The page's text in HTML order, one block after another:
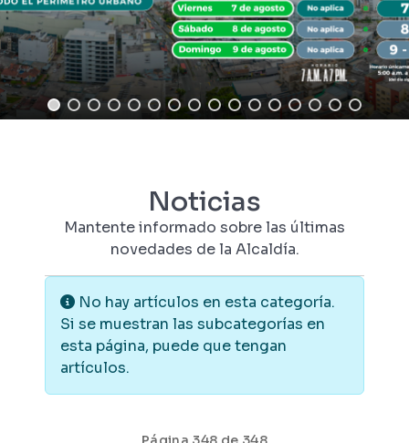
Noticias
Mantente informado sobre las últimas
novedades de la Alcaldía.
Información
No hay artículos en esta categoría.
Si se muestran las subcategorías en
esta página, puede que tengan
artículos.